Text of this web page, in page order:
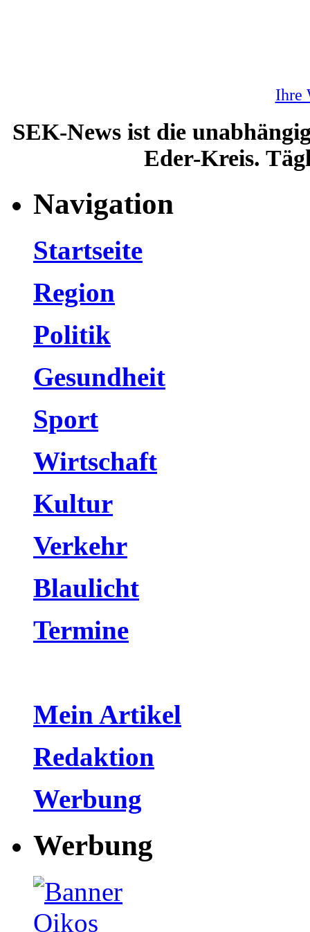
Ihre
SEK-News ist die
Eder-Kreis.
Navigation
Startseite
Region
Politik
Gesundheit
Sport
Wirtschaft
Kultur
Verkehr
Blaulicht
Termine
Mein Artikel
Redaktion
Werbung
Werbung